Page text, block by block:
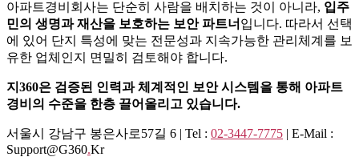
아파트경비회사는 단순히 사람을 배치하는 것이 아니라, 입주
민의 생명과 재산을 보호하는 보안 파트너 입니다. 따라서 선택
에 있어 단지 특성에 맞는 전문성과 지속가능한 관리체계를 보
유한 업체인지 면밀히 검토해야 합니다.
지360은 검증된 인력과 체계적인 보안 시스템을 통해 아파트
경비의 수준을 한층 끌어올리고 있습니다.
서울시 강남구 봉은사로57길 6 | Tel : 02-3447-7775 | E-Mail :
Support@g360.Kr